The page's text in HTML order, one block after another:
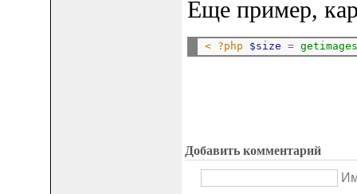
Еще пример,
< ?php $size =
Добавить комментарий